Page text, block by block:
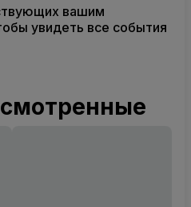
вашим
увидеть все события